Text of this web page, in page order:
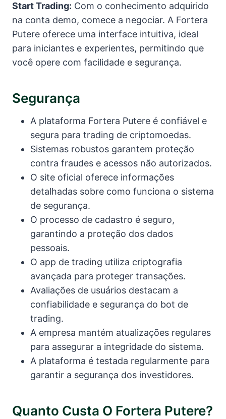
Start Trading: Com o conhecimento adquirido
na conta demo, comece a negociar. A Fortera
Putere oferece uma interface intuitiva, ideal
para iniciantes e experientes, permitindo que
você opere com facilidade e segurança.
Segurança
A plataforma Fortera Putere é confiável e
segura para trading de criptomoedas.
Sistemas robustos garantem proteção
contra fraudes e acessos não autorizados.
O site oficial oferece informações
detalhadas sobre como funciona o sistema
de segurança.
O processo de cadastro é seguro,
garantindo a proteção dos dados
pessoais.
O app de trading utiliza criptografia
avançada para proteger transações.
Avaliações de usuários destacam a
confiabilidade e segurança do bot de
trading.
A empresa mantém atualizações regulares
para assegurar a integridade do sistema.
A plataforma é testada regularmente para
garantir a segurança dos investidores.
Quanto Custa O Fortera Putere?